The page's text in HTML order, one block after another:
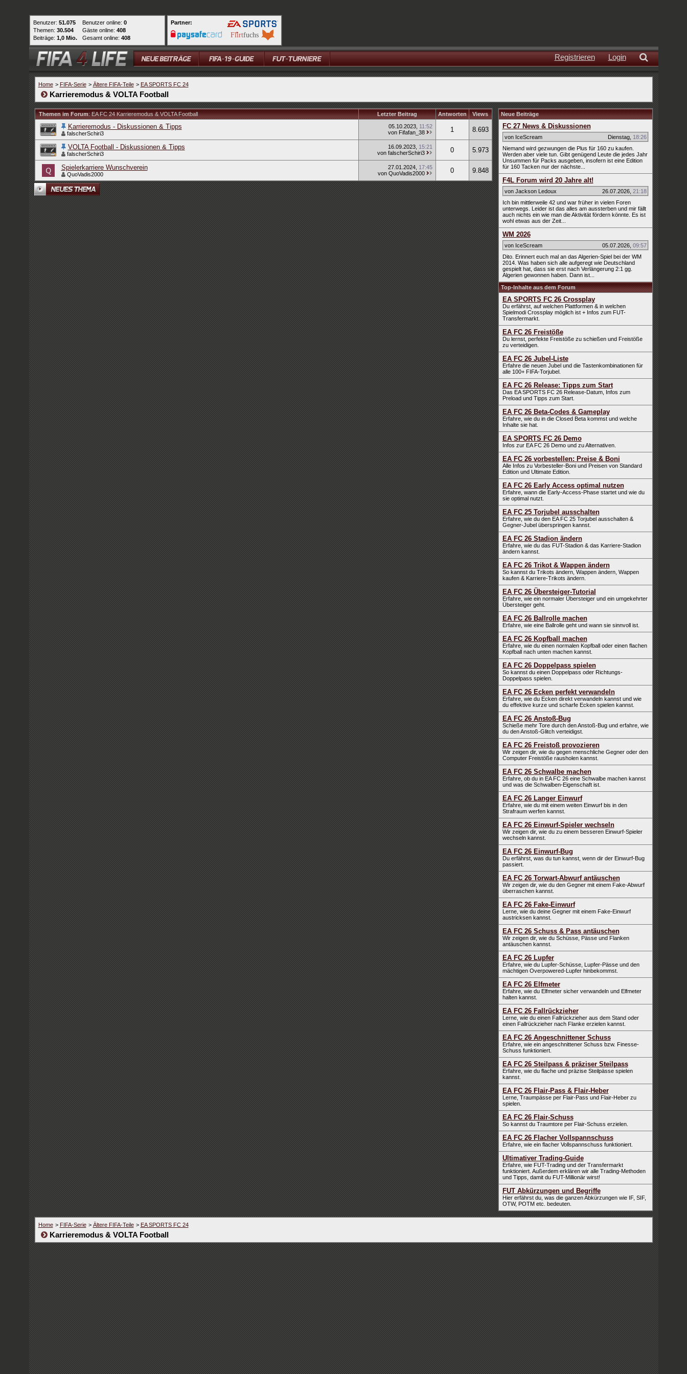
Benutzer: 51.075
Themen: 30.504
Beiträge: 1,0 Mio.
Benutzer online: 0
Gäste online: 408
Gesamt online: 408
Partner:
Login
Registrieren
Home > FIFA-Serie > Ältere FIFA-Teile > EA SPORTS FC 24
Karrieremodus & VOLTA Football
Themen im Forum: EA FC 24 Karrieremodus & VOLTA Football Letzter Beitrag Antworten Views
Karrieremodus - Diskussionen & Tipps
falscherSchiri3
05.10.2023, 11:52
von Fifafan_38
1 8.693
VOLTA Football - Diskussionen & Tipps
falscherSchiri3
16.09.2023, 15:21
von falscherSchiri3
0 5.973
Spielerkarriere Wunschverein
QuoVadis2000
27.01.2024, 17:45
von QuoVadis2000
0 9.848
Neue Beiträge
FC 27 News & Diskussionen
von IceScream Dienstag, 18:26
Niemand wird gezwungen die Plus für 160 zu kaufen.
Werden aber viele tun. Gibt genügend Leute die jedes Jahr
Unsummen für Packs ausgeben, insofern ist eine Edition
für 160 Tacken nur der nächste...
F4L Forum wird 20 Jahre alt!
von Jackson Ledoux 26.07.2026, 21:18
Ich bin mittlerweile 42 und war früher in vielen Foren
unterwegs. Leider ist das alles am aussterben und mir fällt
auch nichts ein wie man die Aktivität fördern könnte. Es ist
wohl etwas aus der Zeit...
WM 2026
von IceScream 05.07.2026, 09:57
Dito. Erinnert euch mal an das Algerien-Spiel bei der WM
2014. Was haben sich alle aufgeregt wie Deutschland
gespielt hat, dass sie erst nach Verlängerung 2:1 gg.
Algerien gewonnen haben. Dann ist...
Top-Inhalte aus dem Forum
EA SPORTS FC 26 Crossplay
Du erfährst, auf welchen Plattformen & in welchen
Spielmodi Crossplay möglich ist + Infos zum FUT-
Transfermarkt.
EA FC 26 Freistöße
Du lernst, perfekte Freistöße zu schießen und Freistöße
zu verteidigen.
EA FC 26 Jubel-Liste
Erfahre die neuen Jubel und die Tastenkombinationen für
alle 100+ FIFA-Torjubel.
EA FC 26 Release: Tipps zum Start
Das EA SPORTS FC 26 Release-Datum, Infos zum
Preload und Tipps zum Start.
EA FC 26 Beta-Codes & Gameplay
Erfahre, wie du in die Closed Beta kommst und welche
Inhalte sie hat.
EA SPORTS FC 26 Demo
Infos zur EA FC 26 Demo und zu Alternativen.
EA FC 26 vorbestellen: Preise & Boni
Alle Infos zu Vorbesteller-Boni und Preisen von Standard
Edition und Ultimate Edition.
EA FC 26 Early Access optimal nutzen
Erfahre, wann die Early-Access-Phase startet und wie du
sie optimal nutzt.
EA FC 25 Torjubel ausschalten
Erfahre, wie du den EA FC 25 Torjubel ausschalten &
Gegner-Jubel überspringen kannst.
EA FC 26 Stadion ändern
Erfahre, wie du das FUT-Stadion & das Karriere-Stadion
ändern kannst.
EA FC 26 Trikot & Wappen ändern
So kannst du Trikots ändern, Wappen ändern, Wappen
kaufen & Karriere-Trikots ändern.
EA FC 26 Übersteiger-Tutorial
Erfahre, wie ein normaler Übersteiger und ein umgekehrter
Übersteiger geht.
EA FC 26 Ballrolle machen
Erfahre, wie eine Ballrolle geht und wann sie sinnvoll ist.
EA FC 26 Kopfball machen
Erfahre, wie du einen normalen Kopfball oder einen flachen
Kopfball nach unten machen kannst.
EA FC 26 Doppelpass spielen
So kannst du einen Doppelpass oder Richtungs-
Doppelpass spielen.
EA FC 26 Ecken perfekt verwandeln
Erfahre, wie du Ecken direkt verwandeln kannst und wie
du effektive kurze und scharfe Ecken spielen kannst.
EA FC 26 Anstoß-Bug
Schieße mehr Tore durch den Anstoß-Bug und erfahre, wie
du den Anstoß-Glitch verteidigst.
EA FC 26 Freistoß provozieren
Wir zeigen dir, wie du gegen menschliche Gegner oder den
Computer Freistöße rausholen kannst.
EA FC 26 Schwalbe machen
Erfahre, ob du in EA FC 26 eine Schwalbe machen kannst
und was die Schwalben-Eigenschaft ist.
EA FC 26 Langer Einwurf
Erfahre, wie du mit einem weiten Einwurf bis in den
Strafraum werfen kannst.
EA FC 26 Einwurf-Spieler wechseln
Wir zeigen dir, wie du zu einem besseren Einwurf-Spieler
wechseln kannst.
EA FC 26 Einwurf-Bug
Du erfährst, was du tun kannst, wenn dir der Einwurf-Bug
passiert.
EA FC 26 Torwart-Abwurf antäuschen
Wir zeigen dir, wie du den Gegner mit einem Fake-Abwurf
überraschen kannst.
EA FC 26 Fake-Einwurf
Lerne, wie du deine Gegner mit einem Fake-Einwurf
austricksen kannst.
EA FC 26 Schuss & Pass antäuschen
Wir zeigen dir, wie du Schüsse, Pässe und Flanken
antäuschen kannst.
EA FC 26 Lupfer
Erfahre, wie du Lupfer-Schüsse, Lupfer-Pässe und den
mächtigen Overpowered-Lupfer hinbekommst.
EA FC 26 Elfmeter
Erfahre, wie du Elfmeter sicher verwandeln und Elfmeter
halten kannst.
EA FC 26 Fallrückzieher
Lerne, wie du einen Fallrückzieher aus dem Stand oder
einen Fallrückzieher nach Flanke erzielen kannst.
EA FC 26 Angeschnittener Schuss
Erfahre, wie ein angeschnittener Schuss bzw. Finesse-
Schuss funktioniert.
EA FC 26 Steilpass & präziser Steilpass
Erfahre, wie du flache und präzise Steilpässe spielen
kannst.
EA FC 26 Flair-Pass & Flair-Heber
Lerne, Traumpässe per Flair-Pass und Flair-Heber zu
spielen.
EA FC 26 Flair-Schuss
So kannst du Traumtore per Flair-Schuss erzielen.
EA FC 26 Flacher Vollspannschuss
Erfahre, wie ein flacher Vollspannschuss funktioniert.
Ultimativer Trading-Guide
Erfahre, wie FUT-Trading und der Transfermarkt
funktioniert. Außerdem erklären wir alle Trading-Methoden
und Tipps, damit du FUT-Millionär wirst!
FUT Abkürzungen und Begriffe
Hier erfährst du, was die ganzen Abkürzungen wie IF, SIF,
OTW, POTM etc. bedeuten.
Home > FIFA-Serie > Ältere FIFA-Teile > EA SPORTS FC 24
Karrieremodus & VOLTA Football